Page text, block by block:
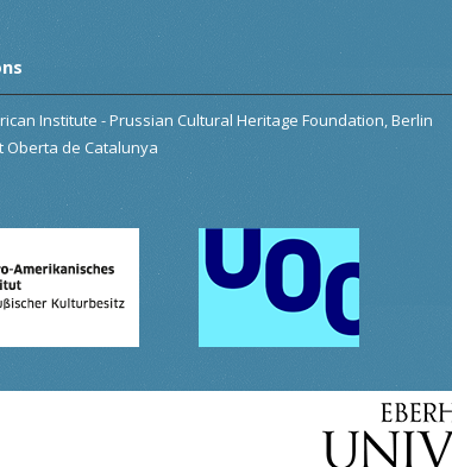
Institute - Prussian Cultural Heritage Foundation, Berlin
Oberta de Catalunya